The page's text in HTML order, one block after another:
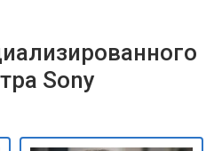
Sony